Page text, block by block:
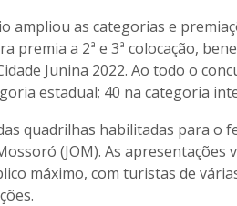
ampliou as categorias e
premia a 2ª e 3ª colocação,
Junina 2022. Ao todo o
estadual; 40 na categoria
quadrilhas habilitadas para o
(JOM). As
máximo, com turistas de